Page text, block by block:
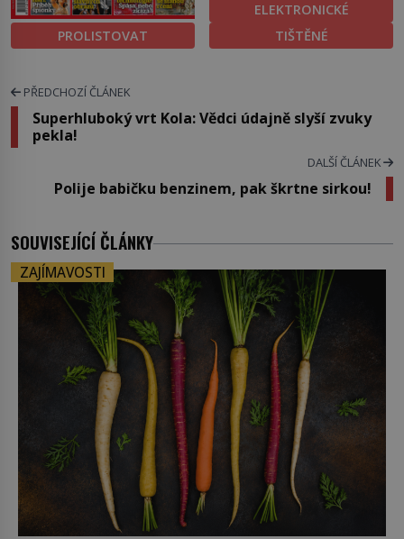
PROLISTOVAT
ELEKTRONICKÉ
TIŠTĚNÉ
PŘEDCHOZÍ ČLÁNEK
Superhluboký vrt Kola: Vědci údajně slyší zvuky
pekla!
DALŠÍ ČLÁNEK
Polije babičku benzinem, pak škrtne sirkou!
SOUVISEJÍCÍ ČLÁNKY
ZAJÍMAVOSTI